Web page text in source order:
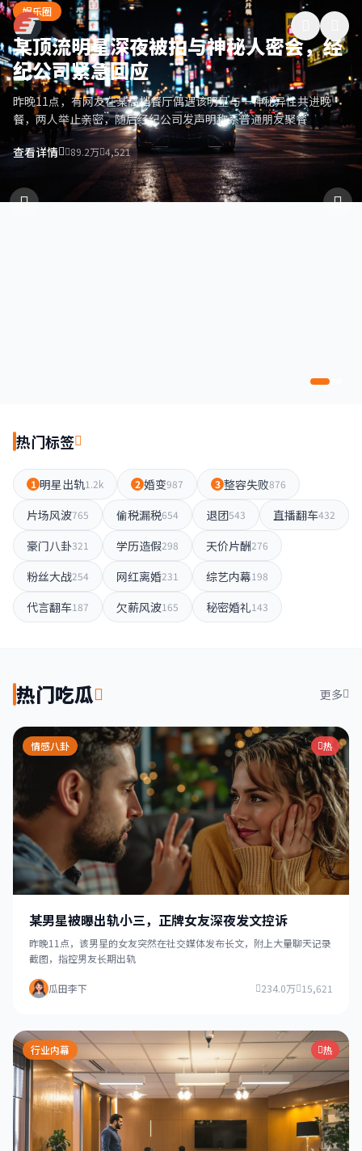
跳过导航
有料视频
娱乐圈
某顶流明星深夜被拍与神秘人密会，经
纪公司紧急回应
昨晚11点，有网友在某高档餐厅偶遇该明星与一神秘异性共进晚
餐，两人举止亲密，随后经纪公司发声明称系普通朋友聚餐
查看详情 89.2万 4,521
热门标签
1 明星出轨1.2k 2 婚变987 3 整容失败876
片场风波765 偷税漏税654 退团543 直播翻车432
豪门八卦321 学历造假298 天价片酬276
粉丝大战254 网红离婚231 综艺内幕198
代言翻车187 欠薪风波165 秘密婚礼143
热门吃瓜 更多
情感八卦 热
某男星被曝出轨小三，正牌女友深夜发文控诉
昨晚11点，该男星的女友突然在社交媒体发布长文，附上大量聊天记录
截图，指控男友长期出轨
瓜田李下 234.0万 15,621
行业内幕 热